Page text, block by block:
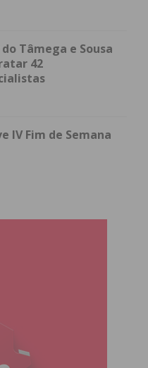
Tâmega e Sousa
42
IV Fim de Semana